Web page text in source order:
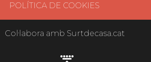
POLÍTICA DE COOKIES
Col·labora amb Surtdecasa.cat